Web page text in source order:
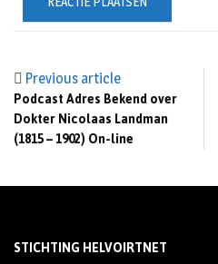
Previous article
Podcast Adres Bekend over
Dokter Nicolaas Landman
(1815 – 1902) On-line
STICHTING HELVOIRTNET